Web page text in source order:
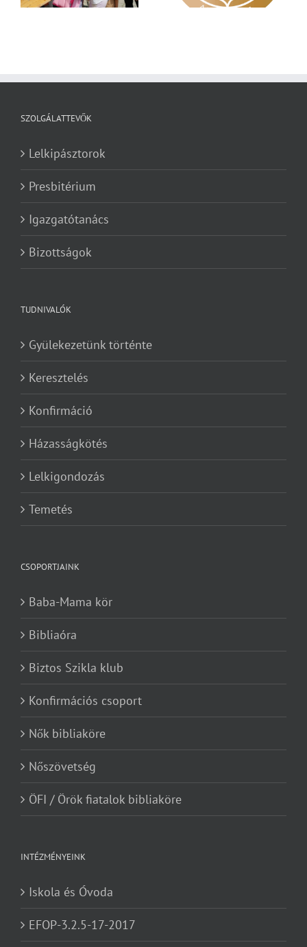
SZOLGÁLATTEVŐK
Lelkipásztorok
Presbitérium
Igazgatótanács
Bizottságok
TUDNIVALÓK
Gyülekezetünk történte
Keresztelés
Konfirmáció
Házasságkötés
Lelkigondozás
Temetés
CSOPORTJAINK
Baba-Mama kör
Bibliaóra
Biztos Szikla klub
Konfirmációs csoport
Nők bibliaköre
Nőszövetség
ÖFI / Örök fiatalok bibliaköre
INTÉZMÉNYEINK
Iskola és Óvoda
EFOP-3.2.5-17-2017